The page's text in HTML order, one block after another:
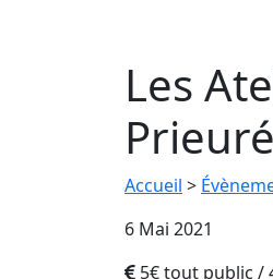
Les
Accueil >
6 Mai 2021
5€ tout public /